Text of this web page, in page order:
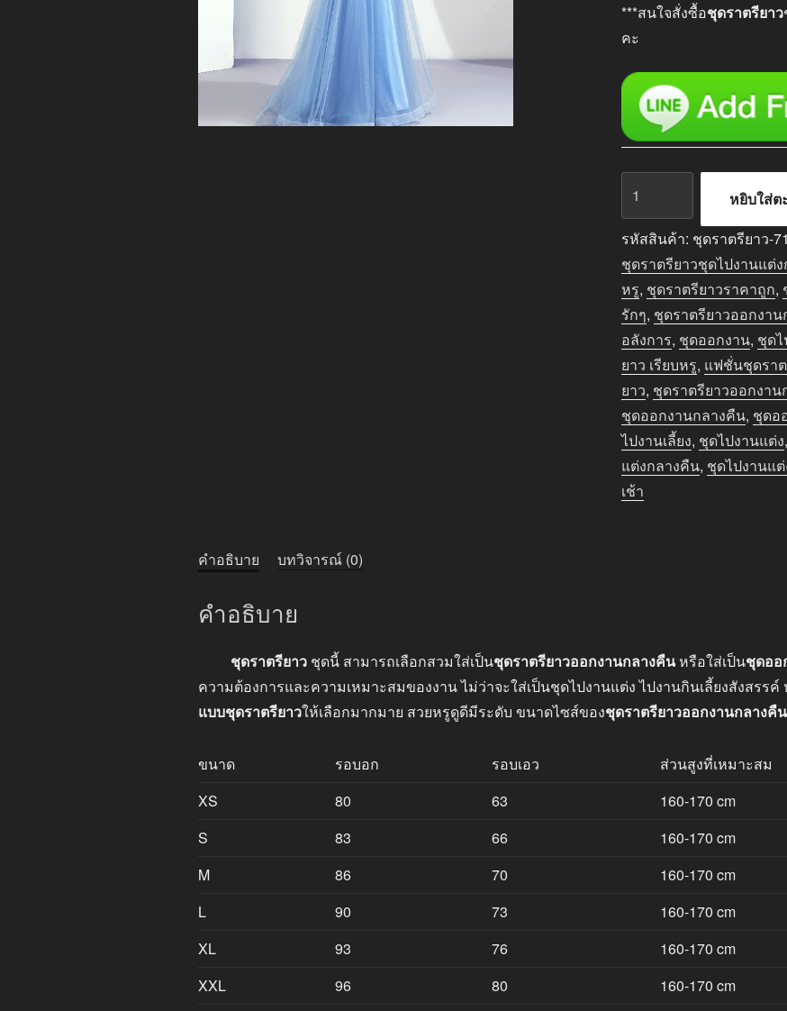
***สนใจสั่งซื้อชุดราตรียาว
คะ
ชุด
ราตรี
ยาว
ออกงาน
กลาง
คืน
สี
ฟ้า
ชิ้น
หยิบใส่ต
รหัสสินค้า: ชุดราตรียาว-71
ชุดราตรียาวชุดไปงานแต่
หรู, ชุดราตรียาวราคาถูก,
รักๆ, ชุดราตรียาวออกงา
อลังการ, ชุดออกงาน, ชุด
ยาว เรียบหรู, แฟชั่นชุดรา
ยาว, ชุดราตรียาวออกงา
ชุดออกงานกลางคืน, ชุดอ
ไปงานเลี้ยง, ชุดไปงานแต่ง,
แต่งกลางคืน, ชุดไปงานแ
เช้า
คำอธิบาย บทวิจารณ์ (0)
คำอธิบาย
ชุดราตรียาว ชุดนี้ สามารถเลือกสวมใส่เป็นชุดราตรียาวออกงานกลางคืนหรือใส่เป็นชุดออ
ความต้องการและความเหมาะสมของงาน ไม่ว่าจะใส่เป็นชุดไปงานแต่ง ไปงานกินเลี้ยงสังสรรค์
แบบชุดราตรียาวให้เลือกมากมาย สวยหรูดูดีมีระดับ ขนาดไซส์ของชุดราตรียาวออกงานกลางคืน
ขนาด รอบอก รอบเอว
ส่วนสูงที่เหมาะสม
XS
80 63
160-170 cm
S
83 66
160-170 cm
M
86 70
160-170 cm
L
90 73
160-170 cm
XL
93 76
160-170 cm
XXL
96 80
160-170 cm